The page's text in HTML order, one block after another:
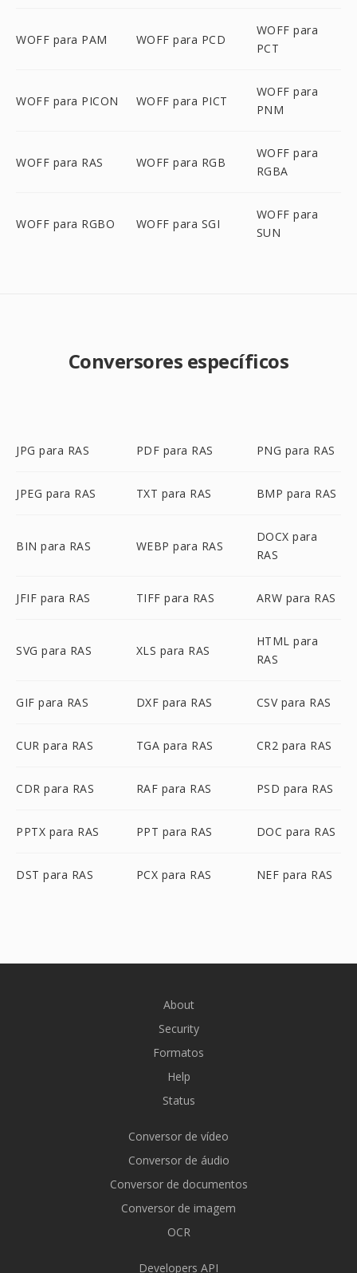
WOFF para PAM WOFF para PCD
WOFF para
PCT
WOFF para PICON WOFF para PICT
WOFF para
PNM
WOFF para RAS WOFF para RGB
WOFF para
RGBA
WOFF para RGBO WOFF para SGI
WOFF para
SUN
Conversores específicos
JPG para RAS PDF para RAS PNG para RAS
JPEG para RAS TXT para RAS BMP para RAS
BIN para RAS WEBP para RAS
DOCX para
RAS
JFIF para RAS TIFF para RAS ARW para RAS
SVG para RAS XLS para RAS
HTML para
RAS
GIF para RAS DXF para RAS CSV para RAS
CUR para RAS TGA para RAS CR2 para RAS
CDR para RAS RAF para RAS PSD para RAS
PPTX para RAS PPT para RAS DOC para RAS
DST para RAS PCX para RAS NEF para RAS
About
Security
Formatos
Help
Status
Conversor de vídeo
Conversor de áudio
Conversor de documentos
Conversor de imagem
OCR
Developers API